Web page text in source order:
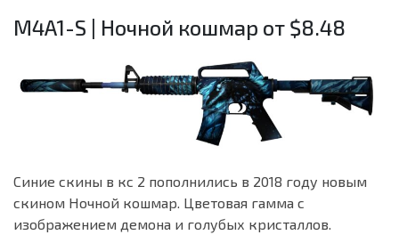
M4A1-S | Ночной кошмар от $8.48
Синие скины в кс 2 пополнились в 2018 году новым
скином Ночной кошмар. Цветовая гамма с
изображением демона и голубых кристаллов.